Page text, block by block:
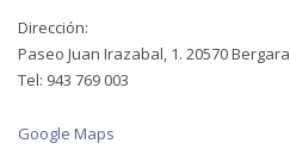
Dirección:
Paseo Juan Irazabal, 1. 20570 Bergara
Tel: 943 769 003
Google Maps